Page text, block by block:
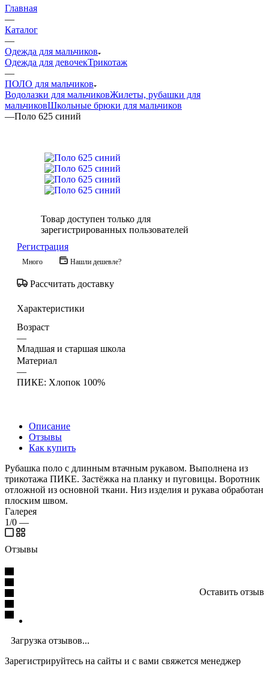
Главная
—
Каталог
—
Одежда для мальчиков
Одежда для девочекТрикотаж
—
ПОЛО для мальчиков
Водолазки для мальчиковЖилеты, рубашки для
мальчиковШкольные брюки для мальчиков
—Поло 625 синий
Товар доступен только для
зарегистрированных пользователей
Регистрация
Много Нашли дешевле?
Рассчитать доставку
Характеристики
Возраст
—
Младшая и старшая школа
Материал
—
ПИКЕ: Хлопок 100%
Описание
Отзывы
Как купить
Рубашка поло с длинным втачным рукавом. Выполнена из
трикотажа ПИКЕ. Застёжка на планку и пуговицы. Воротник
отложной из основной ткани. Низ изделия и рукава обработан
плоским швом.
Галерея
1/0 —
Отзывы
Оставить отзыв
Загрузка отзывов...
Зарегистрируйтесь на сайты и с вами свяжется менеджер